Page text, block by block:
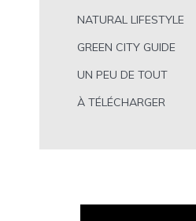
NATURAL LIFESTYLE
GREEN CITY GUIDE
UN PEU DE TOUT
À TÉLÉCHARGER